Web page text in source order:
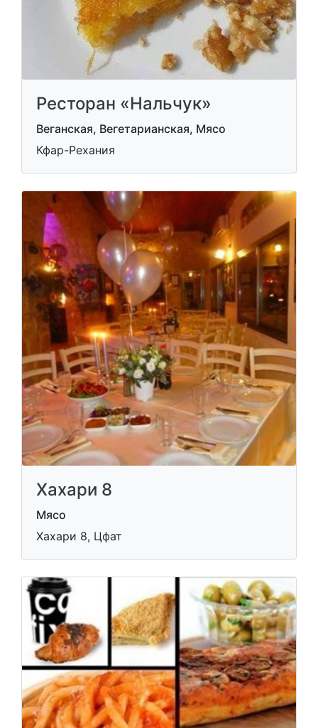
Ресторан «Нальчук»
Веганская, Вегетарианская, Мясо
Кфар-Рехания
Хахари 8
Мясо
Хахари 8, Цфат